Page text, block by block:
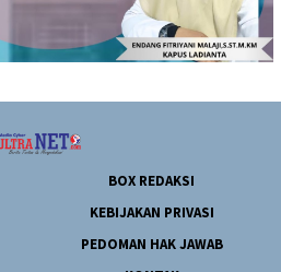
BOX REDAKSI
KEBIJAKAN PRIVASI
PEDOMAN HAK JAWAB